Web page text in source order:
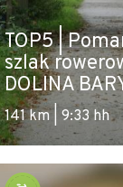
TOP5 |
szlak
DOLINA
141 km | 9:33 hh